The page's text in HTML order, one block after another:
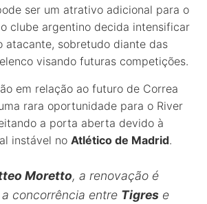
ser um atrativo adicional para o
clube argentino decida intensificar
atacante, sobretudo diante das
visando futuras competições.
em relação ao futuro de Correa
rara oportunidade para o River
a porta aberta devido à
instável no Atlético de Madrid.
Moretto, a renovação é
concorrência entre Tigres e